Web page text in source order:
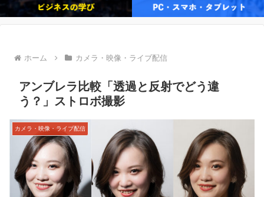
ホーム カメラ・映像・ライブ配信
アンブレラ比較「透過と反射でどう違
う？」ストロボ撮影
カメラ・映像・ライブ配信